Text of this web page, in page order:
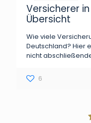
Versicherer
Übersicht
Wie viele
Deutschland? Hier
nicht
6